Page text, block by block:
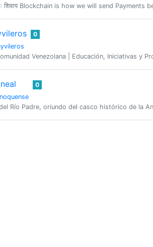
शिवाय Blockchain is how we will send Payments
0
Venezolana | Educación, Iniciativas y
0
Río Padre, oriundo del casco histórico de la